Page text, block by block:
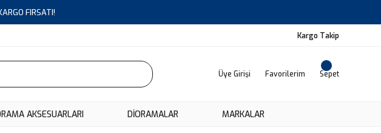
FIRSATI!
Kargo Takip
Üye Girişi Favorilerim Sepet
AKSESUARLARI DIORAMALAR MARKALAR